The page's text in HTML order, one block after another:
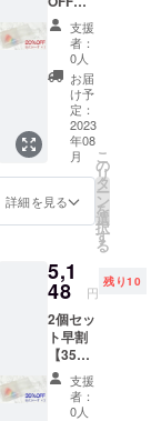
様は変
更にな
る可能
性もご
ざいま
す。ご
了承く
ださ
い。 本
リター
ンは送
料のご
ヤマト
DM便な
ト投函
型の配
送手段
（配送
番号ア
リ）で
格より
下がる
可能性
もござ
いま
す。 ご
注文状
況、製
造工程
上の都
合等に
る場合
があり
※デザイ
ン・仕
様は変
更にな
る可能
性もご
虫に
がーす×
販売価
格3960
→3168
にが〜
す×1個
※ご支援
により
上した
場合、
正規販
売価格
が販売
予定価
格より
下がる
可能性
支援
者：
0人
お届
け予
定：
2023
年08
月
詳細を見る
こ
の
リ
タ
ー
ン
を
選
択
す
る
5,1
48 円
残り10
2個セッ
ト早割
【35％
OFF】
虫に
がーす×
支援
者：
0人